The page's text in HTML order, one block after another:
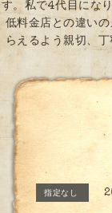
す。私で4代目にな
低料金店との違い
らえるよう親切、
指定なし